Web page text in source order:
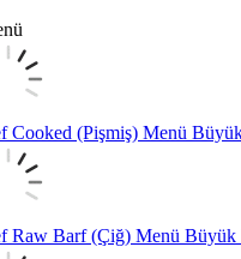
Cooked (Pişmiş) Menü
Raw Barf (Çiğ) Menü Büyük